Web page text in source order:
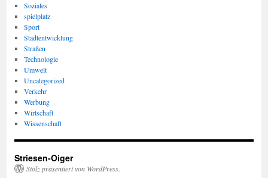
Soziales
spielplatz
Sport
Stadtentwicklung
Straßen
Technologie
Umwelt
Uncategorized
Verkehr
Werbung
Wirtschaft
Wissenschaft
Striesen-Oiger
Stolz präsentiert von WordPress.